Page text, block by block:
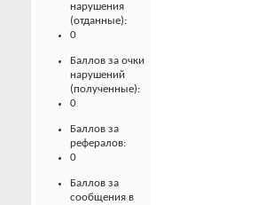
нарушения
(отданные):
0
Баллов за очки
нарушений
(полученные):
0
Баллов за
рефералов:
0
Баллов за
сообщения в